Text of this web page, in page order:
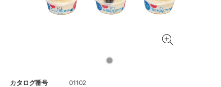
カタログ番号
01102